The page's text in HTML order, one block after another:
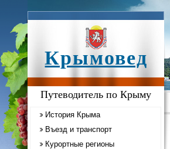
Крымовед
Путеводитель по Крыму
История Крыма
Въезд и транспорт
Курортные регионы